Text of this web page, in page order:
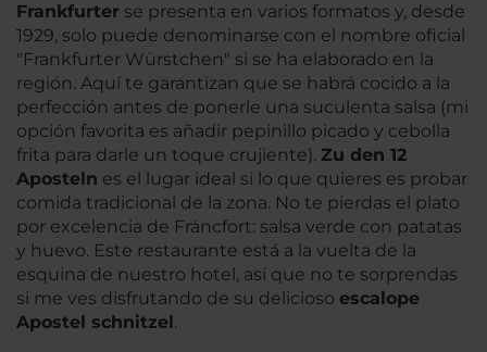
Frankfurter se presenta en varios formatos y, desde
1929, solo puede denominarse con el nombre oficial
"Frankfurter Würstchen" si se ha elaborado en la
región. Aquí te garantizan que se habrá cocido a la
perfección antes de ponerle una suculenta salsa (mi
opción favorita es añadir pepinillo picado y cebolla
frita para darle un toque crujiente). Zu den 12
Aposteln es el lugar ideal si lo que quieres es probar
comida tradicional de la zona. No te pierdas el plato
por excelencia de Fráncfort: salsa verde con patatas
y huevo. Este restaurante está a la vuelta de la
esquina de nuestro hotel, así que no te sorprendas
si me ves disfrutando de su delicioso escalope
Apostel schnitzel.